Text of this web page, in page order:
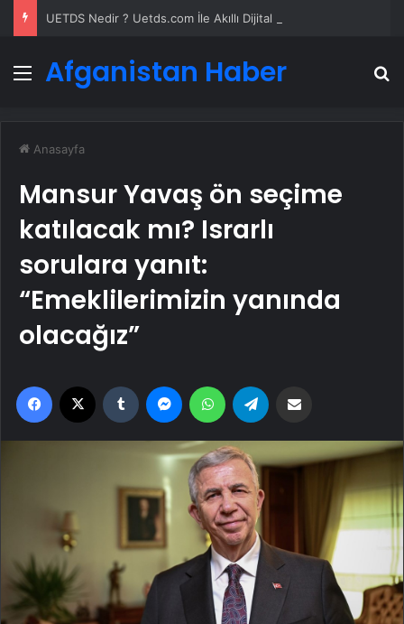
Menü
Afganistan Haber
Anasayfa
Mansur Yavaş ön seçime
katılacak mı? Israrlı
sorulara yanıt:
“Emeklilerimizin yanında
olacağız”
Facebook Tumblr MessengerWhatsApp